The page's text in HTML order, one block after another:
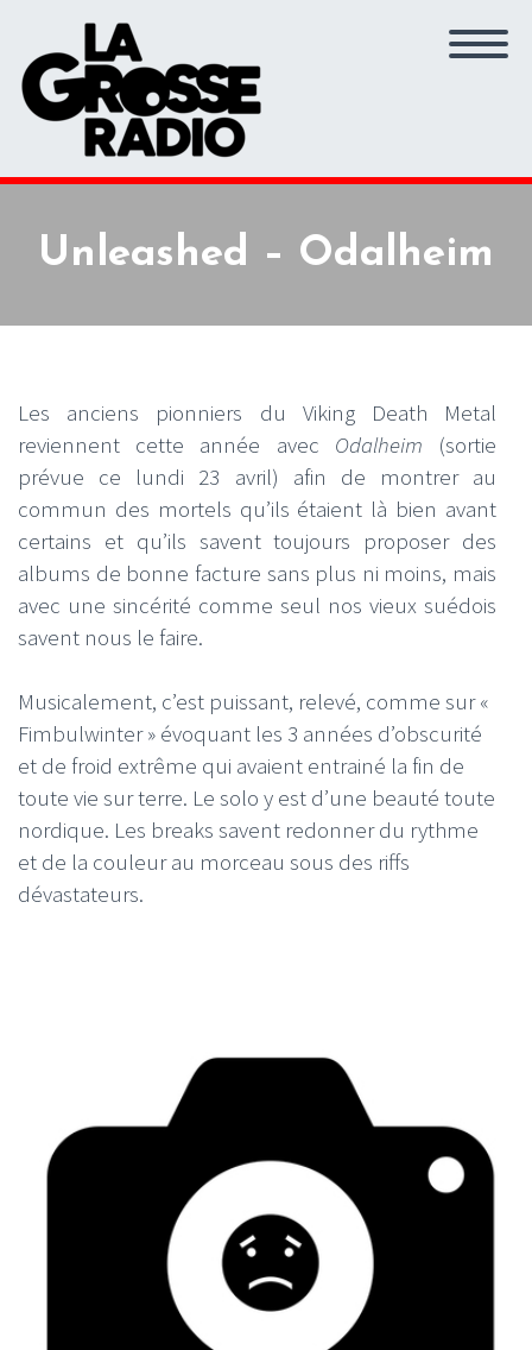
Unleashed – Odalheim
Les anciens pionniers du Viking Death Metal
reviennent cette année avec Odalheim (sortie
prévue ce lundi 23 avril) afin de montrer au
commun des mortels qu’ils étaient là bien avant
certains et qu’ils savent toujours proposer des
albums de bonne facture sans plus ni moins, mais
avec une sincérité comme seul nos vieux suédois
savent nous le faire.
Musicalement, c’est puissant, relevé, comme sur «
Fimbulwinter » évoquant les 3 années d’obscurité
et de froid extrême qui avaient entrainé la fin de
toute vie sur terre. Le solo y est d’une beauté toute
nordique. Les breaks savent redonner du rythme
et de la couleur au morceau sous des riffs
dévastateurs.